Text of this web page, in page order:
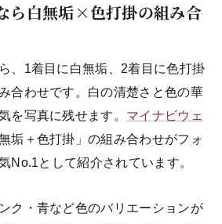
ら白無垢×色打掛の組み合
、1着目に白無垢、2着目に色打掛
合わせです。白の清楚さと色の華
を写真に残せます。 マイナビウェ
垢＋色打掛」の組み合わせがフォ
No.1として紹介されています。
ク・青など色のバリエーションが